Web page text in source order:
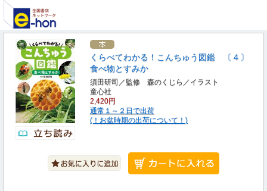
くらべてわかる！こんちゅう図鑑 〔４〕
食べ物とすみか
須田研司／監修 森のくじら／イラスト
童心社
2,420円
通常１～２日で出荷
(！お盆時期の出荷について！)